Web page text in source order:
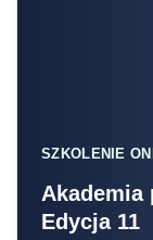
SZKOLENIE
Akademia
Edycja 11